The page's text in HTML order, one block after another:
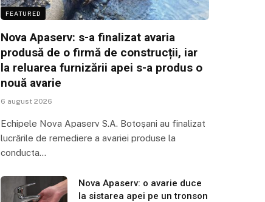
FEATURED
Nova Apaserv: s-a finalizat avaria
produsă de o firmă de construcții, iar
la reluarea furnizării apei s-a produs o
nouă avarie
6 august 2026
Echipele Nova Apaserv S.A. Botoșani au finalizat
lucrările de remediere a avariei produse la
conducta…
Nova Apaserv: o avarie duce
la sistarea apei pe un tronson